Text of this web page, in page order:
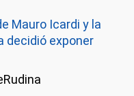
Mauro Icardi y la
decidió exponer